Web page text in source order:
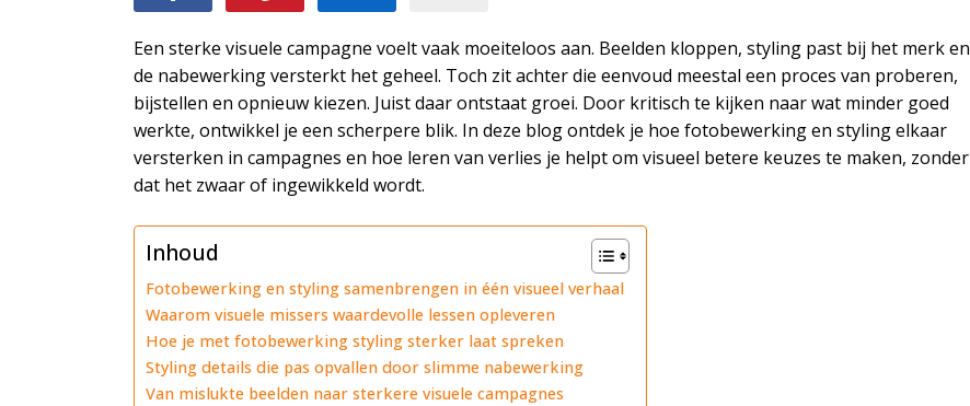
Een sterke visuele campagne voelt vaak moeiteloos aan. Beelden kloppen, styling past bij het merk en
de nabewerking versterkt het geheel. Toch zit achter die eenvoud meestal een proces van proberen,
bijstellen en opnieuw kiezen. Juist daar ontstaat groei. Door kritisch te kijken naar wat minder goed
werkte, ontwikkel je een scherpere blik. In deze blog ontdek je hoe fotobewerking en styling elkaar
versterken in campagnes en hoe leren van verlies je helpt om visueel betere keuzes te maken, zonder
dat het zwaar of ingewikkeld wordt.
Inhoud
Fotobewerking en styling samenbrengen in één visueel verhaal
Waarom visuele missers waardevolle lessen opleveren
Hoe je met fotobewerking styling sterker laat spreken
Styling details die pas opvallen door slimme nabewerking
Van mislukte beelden naar sterkere visuele campagnes